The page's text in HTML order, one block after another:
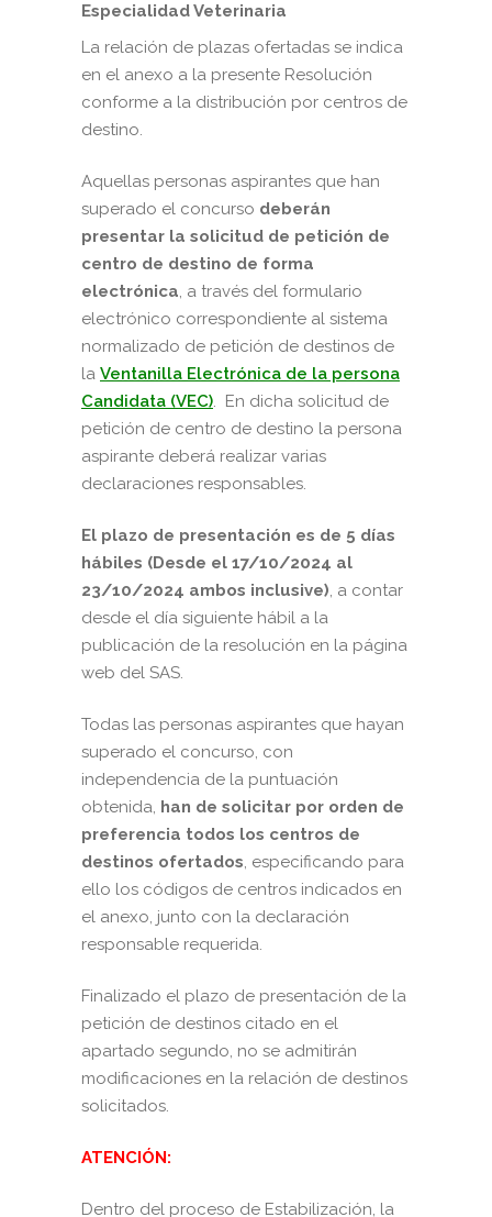
Especialidad Veterinaria
La relación de plazas ofertadas se indica
en el anexo a la presente Resolución
conforme a la distribución por centros de
destino.
Aquellas personas aspirantes que han
superado el concurso deberán
presentar la solicitud de petición de
centro de destino de forma
electrónica, a través del formulario
electrónico correspondiente al sistema
normalizado de petición de destinos de
la Ventanilla Electrónica de la persona
Candidata (VEC). En dicha solicitud de
petición de centro de destino la persona
aspirante deberá realizar varias
declaraciones responsables.
El plazo de presentación es de 5 días
hábiles (Desde el 17/10/2024 al
23/10/2024 ambos inclusive), a contar
desde el día siguiente hábil a la
publicación de la resolución en la página
web del SAS.
Todas las personas aspirantes que hayan
superado el concurso, con
independencia de la puntuación
obtenida, han de solicitar por orden de
preferencia todos los centros de
destinos ofertados, especificando para
ello los códigos de centros indicados en
el anexo, junto con la declaración
responsable requerida.
Finalizado el plazo de presentación de la
petición de destinos citado en el
apartado segundo, no se admitirán
modificaciones en la relación de destinos
solicitados.
ATENCIÓN:
Dentro del proceso de Estabilización, la